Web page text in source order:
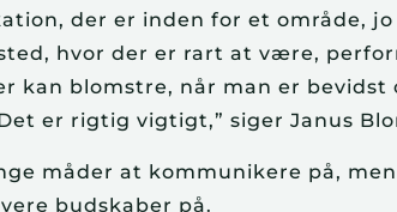
der er inden for et område,
hvor der er rart at være,
kan blomstre, når man er
er rigtig vigtigt,” siger Janus
måder at kommunikere på,
budskaber på.